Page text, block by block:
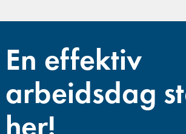
En effektiv
arbeidsdag